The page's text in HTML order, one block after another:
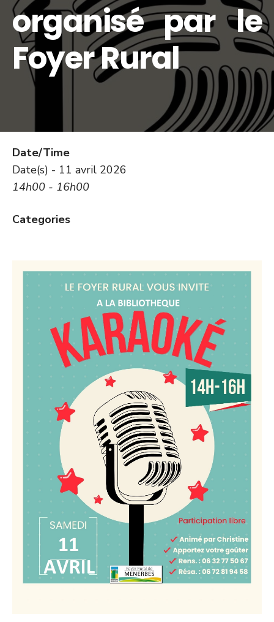
organisé par le
Foyer Rural
Date/Time
Date(s) - 11 avril 2026
14h00 - 16h00
Categories